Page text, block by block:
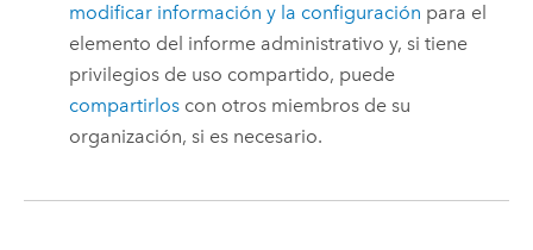
modificar información y la configuración para el
elemento del informe administrativo y, si tiene
privilegios de uso compartido, puede
compartirlos con otros miembros de su
organización, si es necesario.